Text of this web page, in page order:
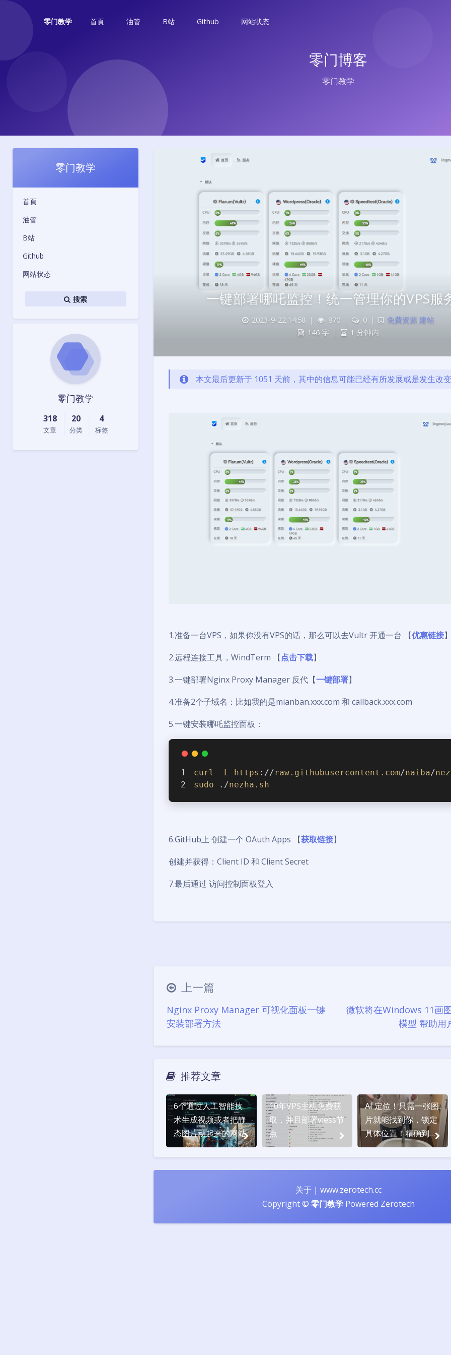
零门教学 首頁 油管 B站 Github 网站状态
零门博客
零门教学
零门教学
首頁
油管
B站
Github
网站状态
搜索
零门教学
318
文章
20
分类
4
标签
一键部署哪吒监控！统一管理你的VPS服
2023-9-22 14:58 | 870 | 0 | 免費资源,建站
146 字
| 1 分钟内
本文最后更新于 1051 天前，其中的信息可能已经有所发展或是发生改
1.准备一台VPS，如果你没有VPS的话，那么可以去Vultr 开通一台 【优惠链接
2.远程连接工具，WindTerm 【点击下载】
3.一键部署Nginx Proxy Manager 反代【一键部署】
4.准备2个子域名：比如我的是mianban.xxx.com 和 callback.xxx.com
5.一键安装哪吒监控面板：
curl -L https ://raw.githubusercontent .com/naiba/
sudo ./nezha .sh
6.GitHub上 创建一个 OAuth Apps 【获取链接】
创建并获得：Client ID 和 Client Secret
7.最后通过 访问控制面板登入
上一篇
Nginx Proxy Manager 可视化面板一键
安装部署方法
微软将在Windows 11画
模型 帮助用
推荐文章
6个通过人工智能技
术生成视频或者把静
态图片动起来的网站
10年VPS主机免费获
取，并且部署vless节
点
AI 定位！只需一张图
片就能找到你，锁定
具体位置！精确到经
纬度
关于| www.zerotech.cc
Copyright © 零门教学Powered Zerotech